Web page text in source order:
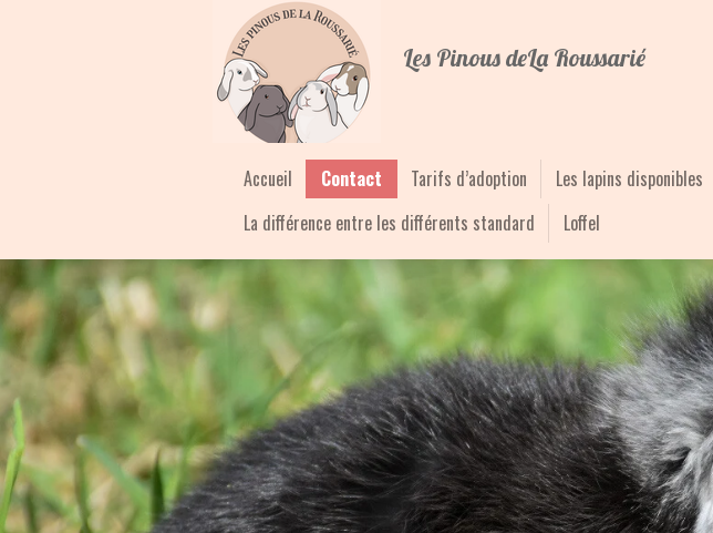
Les PinousdeLa Roussarié
Accueil Contact Tarifs d’adoption Les lapins disponibles
La différence entre les différents standard
Loffel